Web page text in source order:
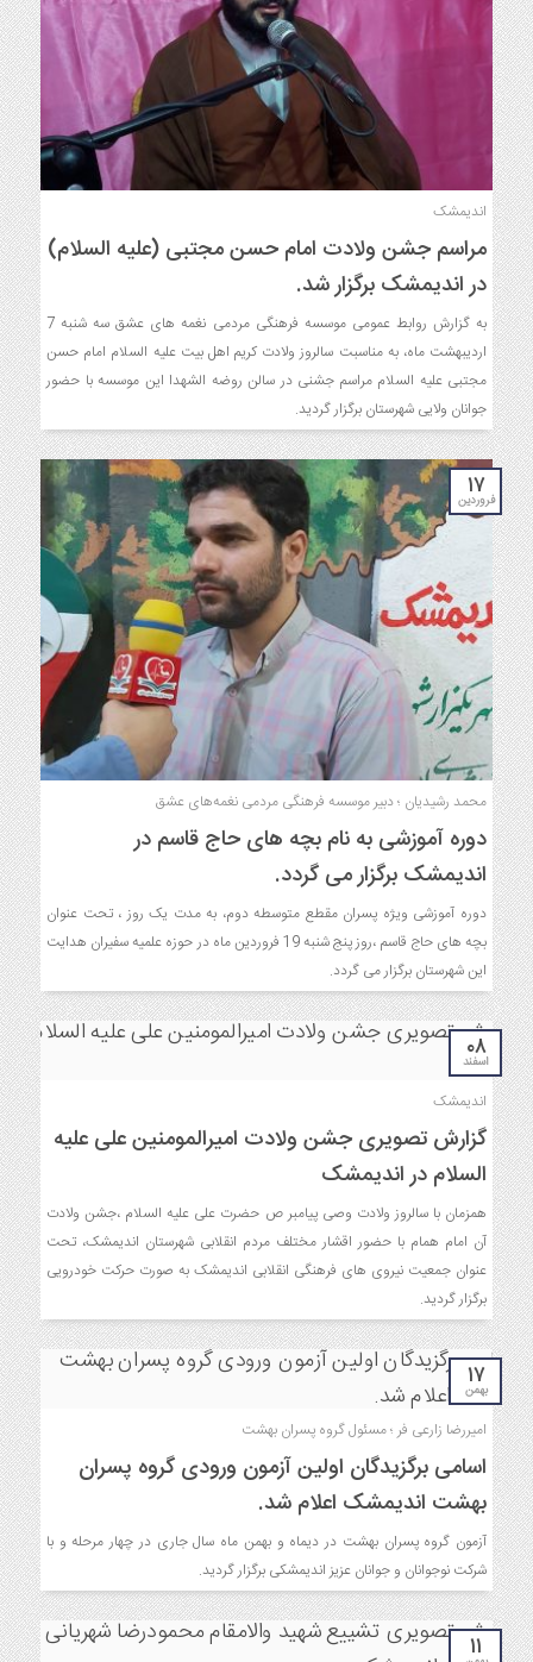
اندیمشک
مراسم جشن ولادت امام حسن مجتبی (علیه السلام)
در اندیمشک برگزار شد.
به گزارش روابط عمومی موسسه فرهنگی مردمی نغمه های عشق سه شنبه 7
اردیبهشت ماه، به مناسبت سالروز ولادت کریم اهل بیت علیه السلام امام حسن
مجتبی علیه السلام مراسم جشنی در سالن روضه الشهدا این موسسه با حضور
جوانان ولایی شهرستان برگزار گردید.
۱۷
فروردین
محمد رشیدیان ؛ دبير موسسه فرهنگی مردمی نغمه‌های عشق
دوره آموزشی به نام بچه های حاج قاسم در
اندیمشک برگزار می گردد.
دوره آموزشی ویژه پسران مقطع متوسطه دوم، به مدت یک روز ، تحت عنوان
بچه های حاج قاسم ،روز پنج شنبه 19 فروردین ماه در حوزه علمیه سفیران هدایت
این شهرستان برگزار می گردد.
۰۸
اسفند
اندیمشک
گزارش تصویری جشن ولادت امیرالمومنین علی علیه
السلام در اندیمشک
همزمان با سالروز ولادت وصی پیامبر ص حضرت علی علیه السلام ،جشن ولادت
آن امام همام با حضور اقشار مختلف مردم انقلابی شهرستان اندیمشک، تحت
عنوان جمعیت نیروی های فرهنگی انقلابی اندیمشک به صورت حرکت خودرویی
برگزار گردید.
۱۷
بهمن
امیررضا زارعی فر ؛ مسئول گروه پسران بهشت
اسامی برگزیدگان اولین آزمون ورودی گروه پسران
بهشت اندیمشک اعلام شد.
آزمون گروه پسران بهشت در دیماه و بهمن ماه سال جاری در چهار مرحله و با
شرکت نوجوانان و جوانان عزیز اندیمشکی برگزار گردید.
۱۱